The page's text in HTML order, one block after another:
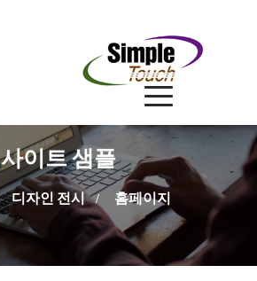
사이트 샘플
디자인 전시 홈페이지